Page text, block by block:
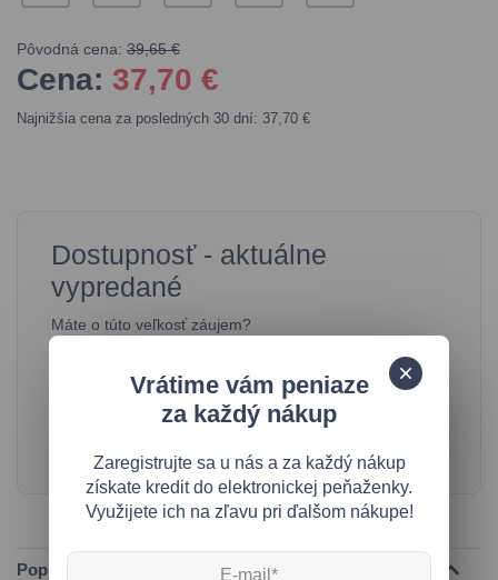
Pôvodná cena: 39,65 €
Cena: 37,70 €
Najnižšia cena za posledných 30 dní: 37,70 €
Dostupnosť - aktuálne
vypredané
Máte o túto veľkosť záujem?
Popis produktu
Vrátime vám peniaze
za každý nákup
Zaregistrujte sa u nás a za každý nákup
získate kredit do elektronickej peňaženky.
Využijete ich na zľavu pri ďalšom nákupe!